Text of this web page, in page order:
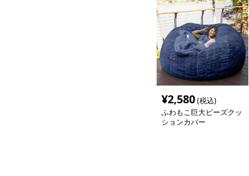
¥2,580(税込)
ふわもこ巨大ビーズクッ
ションカバー